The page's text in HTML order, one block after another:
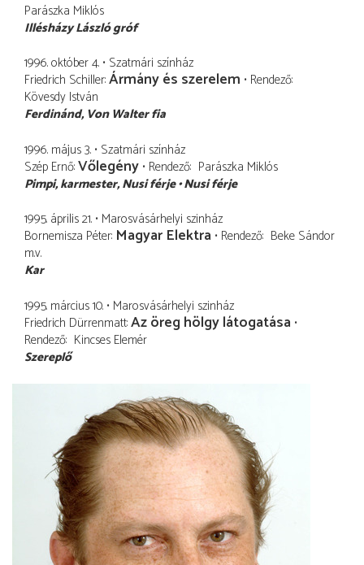
Parászka Miklós
Illésházy László gróf
1996. október 4. Szatmári színház
Friedrich Schiller Ármány és szerelem Rendező
Kövesdy István
Ferdinánd Von Walter fia
1996. május 3. Szatmári színház
Szép Ernő Vőlegény Rendező Parászka Miklós
Pimpi karmester, Nusi férje Nusi férje
1995. április 21. Marosvásárhelyi szinház
Bornemisza Péter Magyar Elektra Rendező Beke Sándor
m.v.
Kar
1995. március 10. Marosvásárhelyi szinház
Friedrich Dürrenmatt Az öreg hölgy látogatása
Rendező Kincses Elemér
Szereplő